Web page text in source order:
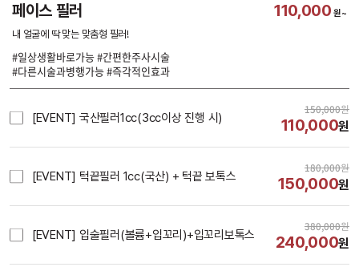
페이스 필러 110,000 원~
내 얼굴에 딱 맞는 맞춤형 필러!
#일상생활바로가능 #간편한주사시술
#다른시술과병행가능 #즉각적인효과
[EVENT] 국산필러1cc(3cc이상 진행 시)
150,000원
110,000원
[EVENT] 턱끝필러 1cc(국산) + 턱끝 보톡스
180,000원
150,000원
[EVENT] 입술필러(볼륨+입꼬리)+입꼬리보톡스
380,000원
240,000원